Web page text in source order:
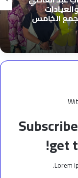
الخامس
get
Lorem